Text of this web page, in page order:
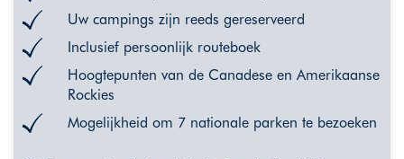
Uw campings zijn reeds gereserveerd
Inclusief persoonlijk routeboek
Hoogtepunten van de Canadese en Amerikaanse
Rockies
Mogelijkheid om 7 nationale parken te bezoeken